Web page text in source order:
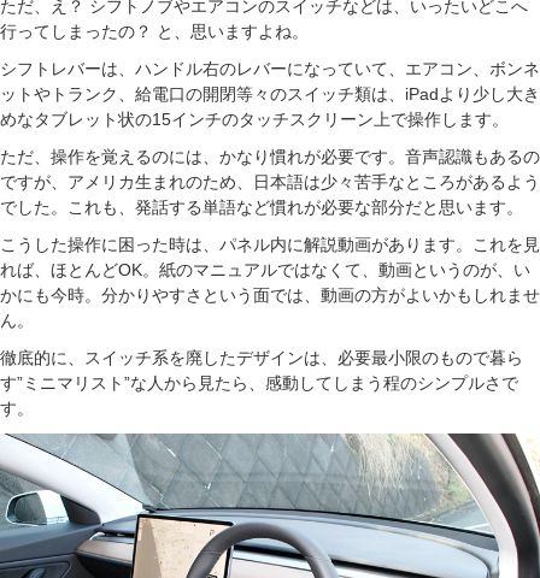
ただ、え？ シフトノブやエアコンのスイッチなどは、いったいどこへ
行ってしまったの？ と、思いますよね。
シフトレバーは、ハンドル右のレバーになっていて、エアコン、ボンネ
ットやトランク、給電口の開閉等々のスイッチ類は、iPadより少し大き
めなタブレット状の15インチのタッチスクリーン上で操作します。
ただ、操作を覚えるのには、かなり慣れが必要です。音声認識もあるの
ですが、アメリカ生まれのため、日本語は少々苦手なところがあるよう
でした。これも、発話する単語など慣れが必要な部分だと思います。
こうした操作に困った時は、パネル内に解説動画があります。これを見
れば、ほとんどOK。紙のマニュアルではなくて、動画というのが、い
かにも今時。分かりやすさという面では、動画の方がよいかもしれませ
ん。
徹底的に、スイッチ系を廃したデザインは、必要最小限のもので暮ら
す”ミニマリスト”な人から見たら、感動してしまう程のシンプルさで
す。